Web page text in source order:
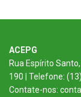
ACEPG
Rua Espírito
190 | Telefone:
Contate-nos: